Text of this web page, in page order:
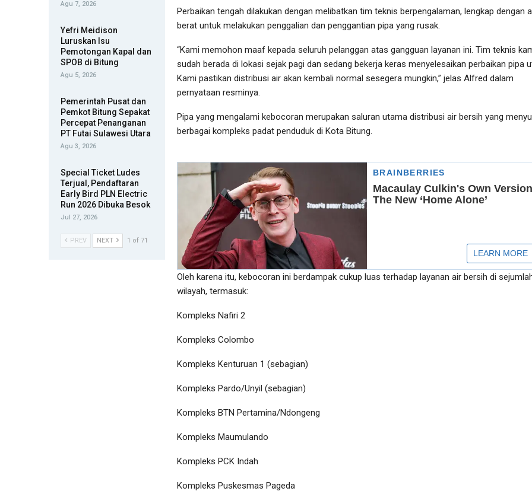
Perbaikan tengah dilakukan dengan melibatkan tim teknis berpengalaman, lengkap dengan
berat untuk melakukan penggalian dan penggantian pipa yang rusak.
“Kami memohon maaf kepada seluruh pelanggan atas gangguan layanan ini. Tim teknis
sudah berada di lokasi sejak pagi dan sedang bekerja keras menyelesaikan perbaikan pipa
Kami pastikan distribusi air akan kembali normal sesegera mungkin,” jelas Alfred dalam
pernyataan resminya.
Pipa yang mengalami kebocoran merupakan saluran utama distribusi air bersih yang
berbagai kompleks padat penduduk di Kota Bitung.
Oleh karena itu, kebocoran ini berdampak cukup luas terhadap layanan air bersih di
wilayah, termasuk:
Kompleks Nafiri 2
Kompleks Colombo
Kompleks Kenturuan 1 (sebagian)
Kompleks Pardo/Unyil (sebagian)
Kompleks BTN Pertamina/Ndongeng
Kompleks Maumulando
Kompleks PCK Indah
Kompleks Puskesmas Pageda
Agu 7, 2026
Yefri Meidison
Luruskan Isu
Pemotongan Kapal dan
SPOB di Bitung
Agu 5, 2026
Pemerintah Pusat dan
Pemkot Bitung Sepakat
Percepat Penanganan
PT Futai Sulawesi Utara
Agu 3, 2026
Special Ticket Ludes
Terjual, Pendaftaran
Early Bird PLN Electric
Run 2026 Dibuka Besok
Jul 27, 2026
PREV NEXT 1 of 71